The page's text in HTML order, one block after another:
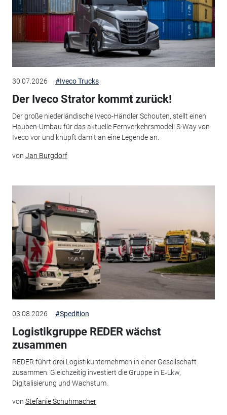
30.07.2026 #Iveco Trucks
Der Iveco Strator kommt zurück!
Der große niederländische Iveco-Händler Schouten, stellt einen
Hauben-Umbau für das aktuelle Fernverkehrsmodell S-Way von
Iveco vor und knüpft damit an eine Legende an.
von Jan Burgdorf
03.08.2026 #Spedition
Logistikgruppe REDER wächst
zusammen
REDER führt drei Logistikunternehmen in einer Gesellschaft
zusammen. Gleichzeitig investiert die Gruppe in E‑Lkw,
Digitalisierung und Wachstum.
von Stefanie Schuhmacher